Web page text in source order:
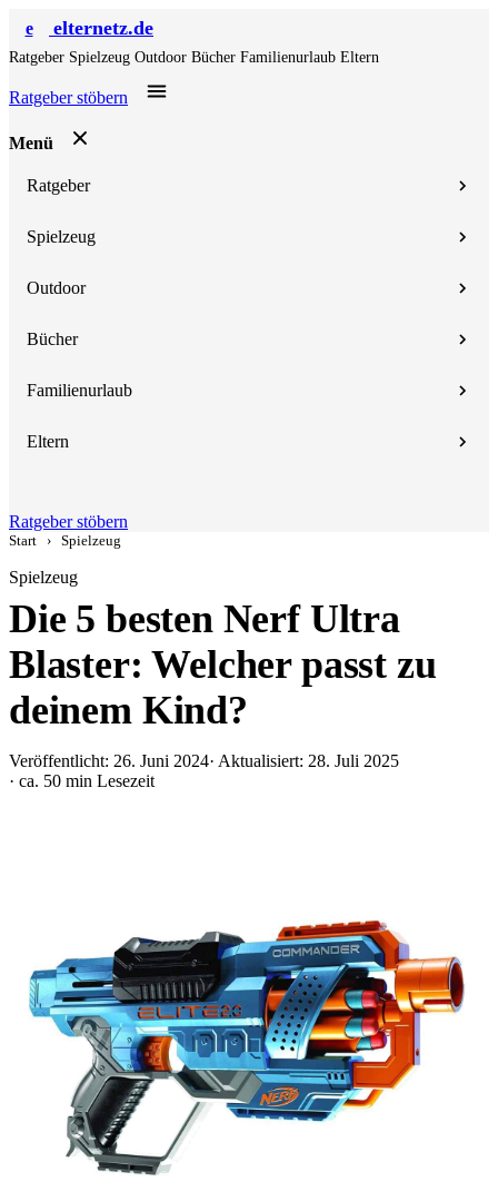
e elternetz.de
Ratgeber Spielzeug Outdoor Bücher Familienurlaub Eltern
Ratgeber stöbern
Menü
Ratgeber
Spielzeug
Outdoor
Bücher
Familienurlaub
Eltern
Ratgeber stöbern
Start › Spielzeug
Spielzeug
Die 5 besten Nerf Ultra
Blaster: Welcher passt zu
deinem Kind?
Veröffentlicht: 26. Juni 2024· Aktualisiert: 28. Juli 2025
· ca. 50 min Lesezeit